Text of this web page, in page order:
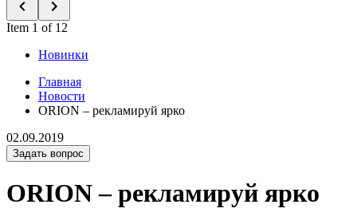
Item 1 of 12
Новинки
Главная
Новости
ORION – рекламируй ярко
02.09.2019
Задать вопрос
ORION – рекламируй ярко